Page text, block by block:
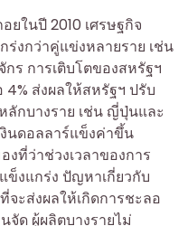
ในปี 2010 เศรษฐกิจ
งกว่าคู่แข่งหลายราย เช่น
ร การเติบโตของสหรัฐฯ
4% ส่งผลให้สหรัฐฯ ปรับ
ลักบางราย เช่น ญี่ปุ่นและ
นดอลลาร์แข็งค่าขึ้น
ที่ว่าช่วงเวลาของการ
ข็งแกร่ง ปัญหาเกี่ยวกับ
ะส่งผลให้เกิดการชะลอ
จัด ผู้ผลิตบางรายไม่